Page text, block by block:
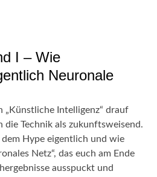
I – Wie
Neuronale
„Künstliche Intelligenz“ drauf
die Technik als zukunftsweisend.
Hype eigentlich und wie
Netz“, das euch am Ende
ausspuckt und